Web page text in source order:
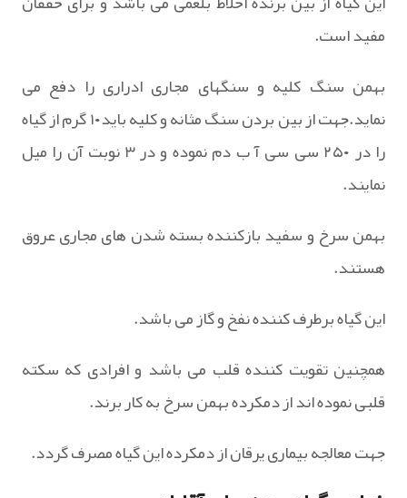
مفید است.
بهمن سنگ کلیه و سنگهای مجاری ادراری را دفع می
نماید.جهت از بین بردن سنگ مثانه و کلیه باید۱۰ گرم از گیاه
را در ۲۵۰ سی سی آ ب دم نموده و در ۳ نوبت آن را میل
نمایند.
بهمن سرخ و سفید بازکننده بسته شدن های مجاری عروق
هستند.
این گیاه برطرف کننده نفخ و گاز می باشد.
همچنین تقویت کننده قلب می باشد و افرادی که سکته
قلبی نموده اند از دمکرده بهمن سرخ به کار برند.
جهت معالجه بیماری یرقان از دمکرده این گیاه مصرف گردد.